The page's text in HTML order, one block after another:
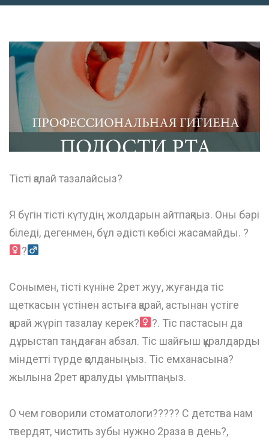
Тісті қалай тазалайсыз?
Я бүгін тісті күтудің жолдарын айтпақпыз. Оны бəрі
біледі, дегенмен, бұл əдісті көбісі жасамайды. ?‍
?‍
Сонымен, тісті күніне 2рет жуу, жуғанда тіс
щеткасын үстінен астыға қарай, астынан үстіге
қарай жүріп тазалау керек?‍
?. Тіс пастасын да
дұрыстап таңдаған абзал. Тіс шайғыш құралдарды
міндетті түрде қолданыңыз. Тіс емханасына?
жылына 2рет қаралуды ұмытпаңыз.
О чем говорили стоматологи??‍??‍? С детства нам
твердят, чистить зубы нужно 2раза в день?,